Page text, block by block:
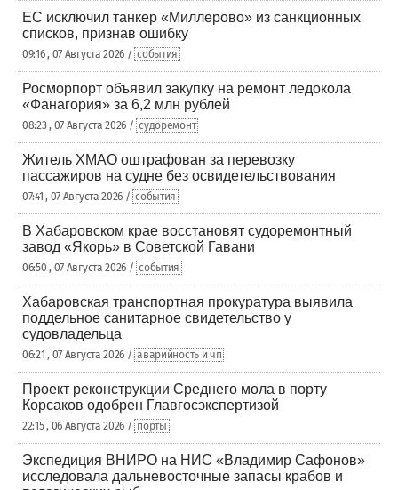
ЕС исключил танкер «Миллерово» из санкционных
списков, признав ошибку
09:16 , 07 Августа 2026 / события
Росморпорт объявил закупку на ремонт ледокола
«Фанагория» за 6,2 млн рублей
08:23 , 07 Августа 2026 / судоремонт
Житель ХМАО оштрафован за перевозку
пассажиров на судне без освидетельствования
07:41 , 07 Августа 2026 / события
В Хабаровском крае восстановят судоремонтный
завод «Якорь» в Советской Гавани
06:50 , 07 Августа 2026 / события
Хабаровская транспортная прокуратура выявила
поддельное санитарное свидетельство у
судовладельца
06:21 , 07 Августа 2026 / аварийность и чп
Проект реконструкции Среднего мола в порту
Корсаков одобрен Главгосэкспертизой
22:15 , 06 Августа 2026 / порты
Экспедиция ВНИРО на НИС «Владимир Сафонов»
исследовала дальневосточные запасы крабов и